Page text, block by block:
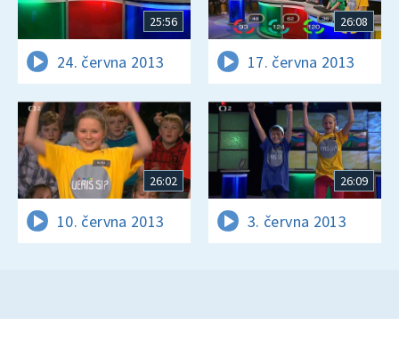
25:56
24. června 2013
26:08
17. června 2013
26:02
10. června 2013
26:09
3. června 2013